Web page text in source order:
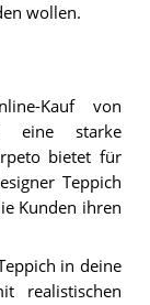
wollen.
Kauf von
eine starke
bietet für
Teppich
Kunden ihren
in deine
realistischen